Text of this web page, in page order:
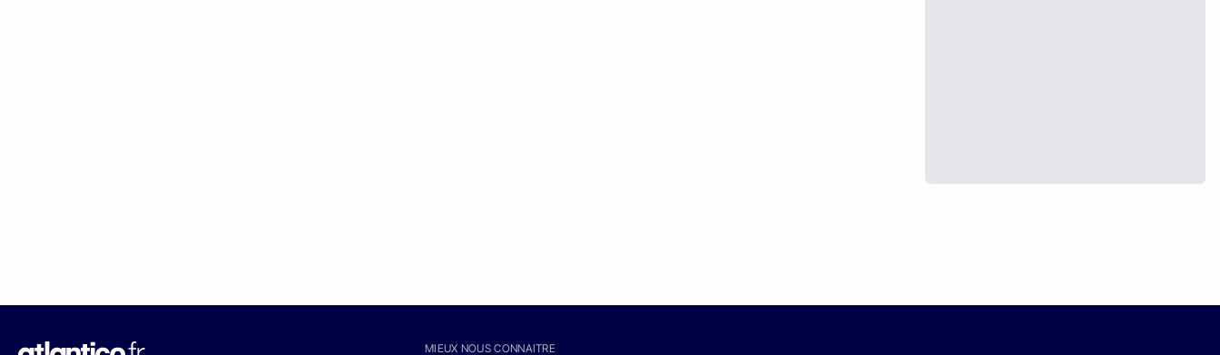
MIEUX NOUS CONNAITRE